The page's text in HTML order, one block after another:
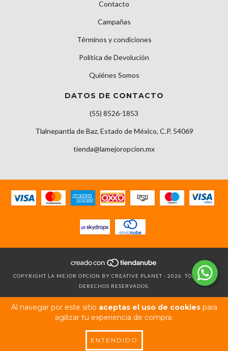
Al navegar por este sitio aceptas el uso de cookiespara
agilizar tu experiencia de compra.
ENTENDIDO
Contacto
Campañas
Términos y condiciones
Política de Devolución
Quiénes Somos
DATOS DE CONTACTO
(55) 8526-1853
Tlalnepantla de Baz, Estado de México, C.P. 54069
tienda@lamejoropcion.mx
COPYRIGHT LA MEJOR OPCION BY CREATIVE PLANET - 2026. TODOS LOS
DERECHOS RESERVADOS.